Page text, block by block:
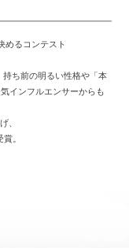
めるコンテスト
ち前の明るい性格や「本
インフルエンサーからも
、
。